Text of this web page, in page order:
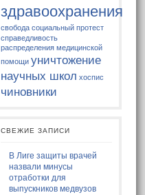
здравоохранения
свобода социальный протест
справедливость
распределения медицинской
помощи уничтожение
научных школ хоспис
чиновники
СВЕЖИЕ ЗАПИСИ
В Лиге защиты врачей
назвали минусы
отработки для
выпускников медвузов